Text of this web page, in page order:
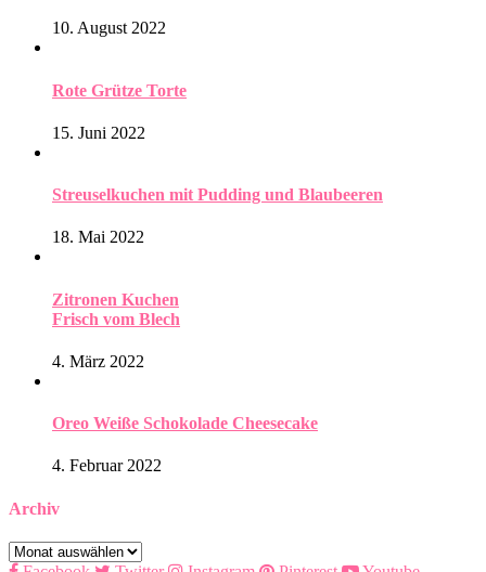
10. August 2022
Rote Grütze Torte
15. Juni 2022
Streuselkuchen mit Pudding und Blaubeeren
18. Mai 2022
Zitronen Kuchen
Frisch vom Blech
4. März 2022
Oreo Weiße Schokolade Cheesecake
4. Februar 2022
Archiv
Archiv